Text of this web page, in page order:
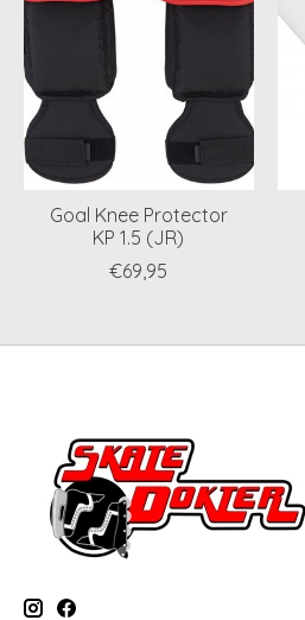
Goal Knee Protector
KP 1.5 (JR)
€69,95